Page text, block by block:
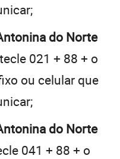
do Norte
tecle 021 + 88 + o
ou celular que
do Norte
041 + 88 + o